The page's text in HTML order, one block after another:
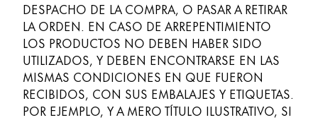
DESPACHO DE LA COMPRA, O PASAR A RETIRAR
LA ORDEN. EN CASO DE ARREPENTIMIENTO
LOS PRODUCTOS NO DEBEN HABER SIDO
UTILIZADOS, Y DEBEN ENCONTRARSE EN LAS
MISMAS CONDICIONES EN QUE FUERON
RECIBIDOS, CON SUS EMBALAJES Y ETIQUETAS.
POR EJEMPLO, Y A MERO TÍTULO ILUSTRATIVO, SI